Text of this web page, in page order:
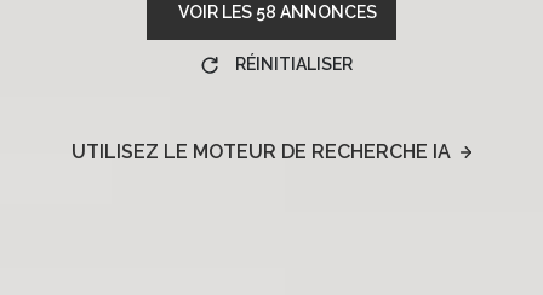
VOIR LES 58 ANNONCES
RÉINITIALISER
UTILISEZ LE MOTEUR DE RECHERCHE IA